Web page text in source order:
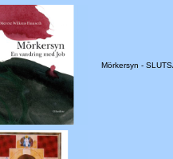
Mörkersyn -